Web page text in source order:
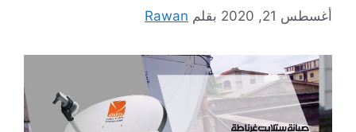
أغسطس 21, 2020 بقلم Rawan